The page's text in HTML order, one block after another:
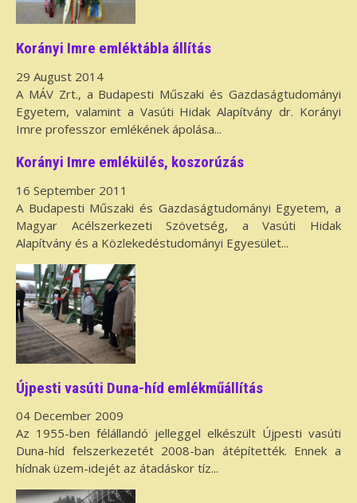
Korányi Imre emléktábla állítás
29 August 2014
A MÁV Zrt., a Budapesti Műszaki és Gazdaságtudományi
Egyetem, valamint a Vasúti Hidak Alapítvány dr. Korányi
Imre professzor emlékének ápolása...
Korányi Imre emlékülés, koszorúzás
16 September 2011
A Budapesti Műszaki és Gazdaságtudományi Egyetem, a
Magyar Acélszerkezeti Szövetség, a Vasúti Hidak
Alapítvány és a Közlekedéstudományi Egyesület...
Újpesti vasúti Duna-híd emlékműállítás
04 December 2009
Az 1955-ben félállandó jelleggel elkészült Újpesti vasúti
Duna-híd felszerkezetét 2008-ban átépítették. Ennek a
hídnak üzem-idejét az átadáskor tíz...